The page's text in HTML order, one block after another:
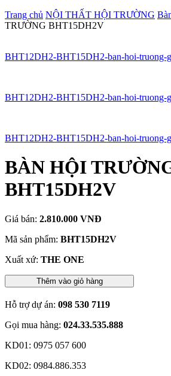
Trang chủ NỘI THẤT HỘI TRƯỜNG
TRƯỜNG BHT15DH2V
BHT12DH2-BHT15DH2-ban-hoi-truong-
BHT12DH2-BHT15DH2-ban-hoi-truong-
BHT12DH2-BHT15DH2-ban-hoi-truong-
BÀN HỘI
BHT15DH2V
Giá bán: 2.810.000 VNĐ
Mã sản phẩm: BHT15DH2V
Xuất xứ: THE ONE
Thêm vào giỏ hàng
Hỗ trợ dự án: 098 530 7119
Gọi mua hàng: 024.33.535.888
KD01: 0975 057 600
KD02: 0984.886.353